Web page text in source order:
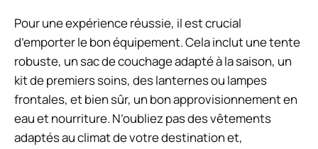
Pour une expérience réussie, il est crucial
d’emporter le bon équipement. Cela inclut une tente
robuste, un sac de couchage adapté à la saison, un
kit de premiers soins, des lanternes ou lampes
frontales, et bien sûr, un bon approvisionnement en
eau et nourriture. N’oubliez pas des vêtements
adaptés au climat de votre destination et,